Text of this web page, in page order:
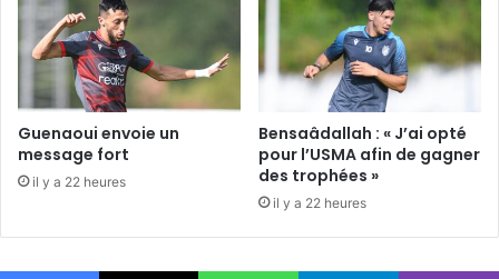
Guenaoui envoie un
message fort
il y a 22 heures
Bensaâdallah : « J’ai opté
pour l’USMA afin de gagner
des trophées »
il y a 22 heures